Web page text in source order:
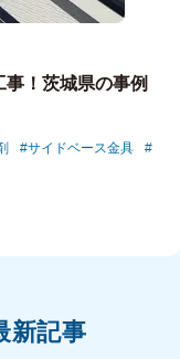
！茨城県の事例
サイドベース金具
新記事